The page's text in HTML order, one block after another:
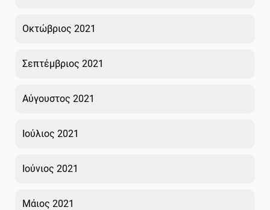
Οκτώβριος 2021
Σεπτέμβριος 2021
Αύγουστος 2021
Ιούλιος 2021
Ιούνιος 2021
Μάιος 2021